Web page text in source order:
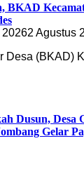
BKAD
20262 Agustus
Desa (BKAD)
Dusun, Desa
Gelar